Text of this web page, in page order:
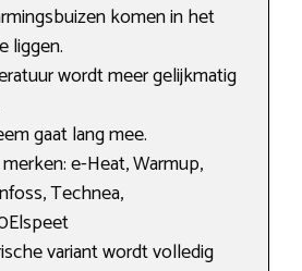
komen in het
liggen.
wordt meer gelijkmatig
gaat lang mee.
e-Heat, Warmup,
Technea,
variant wordt volledig